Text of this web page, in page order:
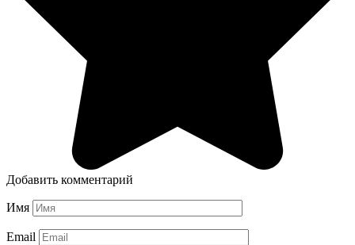
Добавить комментарий
Имя
Email